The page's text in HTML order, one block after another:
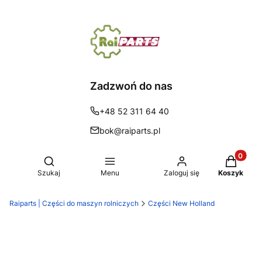
Zadzwoń do nas
+48 52 311 64 40
bok@raiparts.pl
Otwórz wyszukiwarkę
Szukaj Menu Zaloguj się Koszyk
Raiparts | Części do maszyn rolniczych Części New Holland